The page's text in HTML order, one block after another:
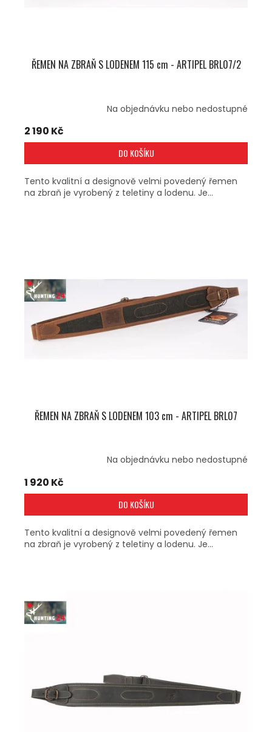
ŘEMEN NA ZBRAŇ S LODENEM 115 cm - ARTIPEL BRL07/2
Na objednávku nebo nedostupné
2 190 Kč
DO KOŠÍKU
Tento kvalitní a designově velmi povedený řemen
na zbraň je vyrobený z teletiny a lodenu. Je...
ŘEMEN NA ZBRAŇ S LODENEM 103 cm - ARTIPEL BRL07
Na objednávku nebo nedostupné
1 920 Kč
DO KOŠÍKU
Tento kvalitní a designově velmi povedený řemen
na zbraň je vyrobený z teletiny a lodenu. Je...